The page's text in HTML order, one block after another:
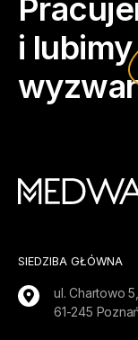
i
SIEDZIBA GŁÓWNA
ul. Chartowo 5,
61-245